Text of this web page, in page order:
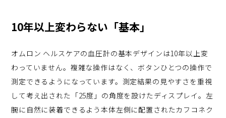
10年以上変わらない「基本」
オムロン ヘルスケアの血圧計の基本デザインは10年以上変
わっていません。複雑な操作はなく、ボタンひとつの操作で
測定できるようになっています。測定結果の見やすさを重視
して考え出された「25度」の角度を設けたディスプレイ。左
腕に自然に装着できるよう本体左側に配置されたカフコネク